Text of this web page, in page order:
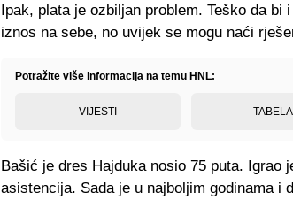
Ipak, plata je ozbiljan problem. Teško da bi
iznos na sebe, no uvijek se mogu naći
Potražite više informacija na temu HNL:
VIJESTI TABELA
Bašić je dres Hajduka nosio 75 puta. Igrao
asistencija. Sada je u najboljim godinama i